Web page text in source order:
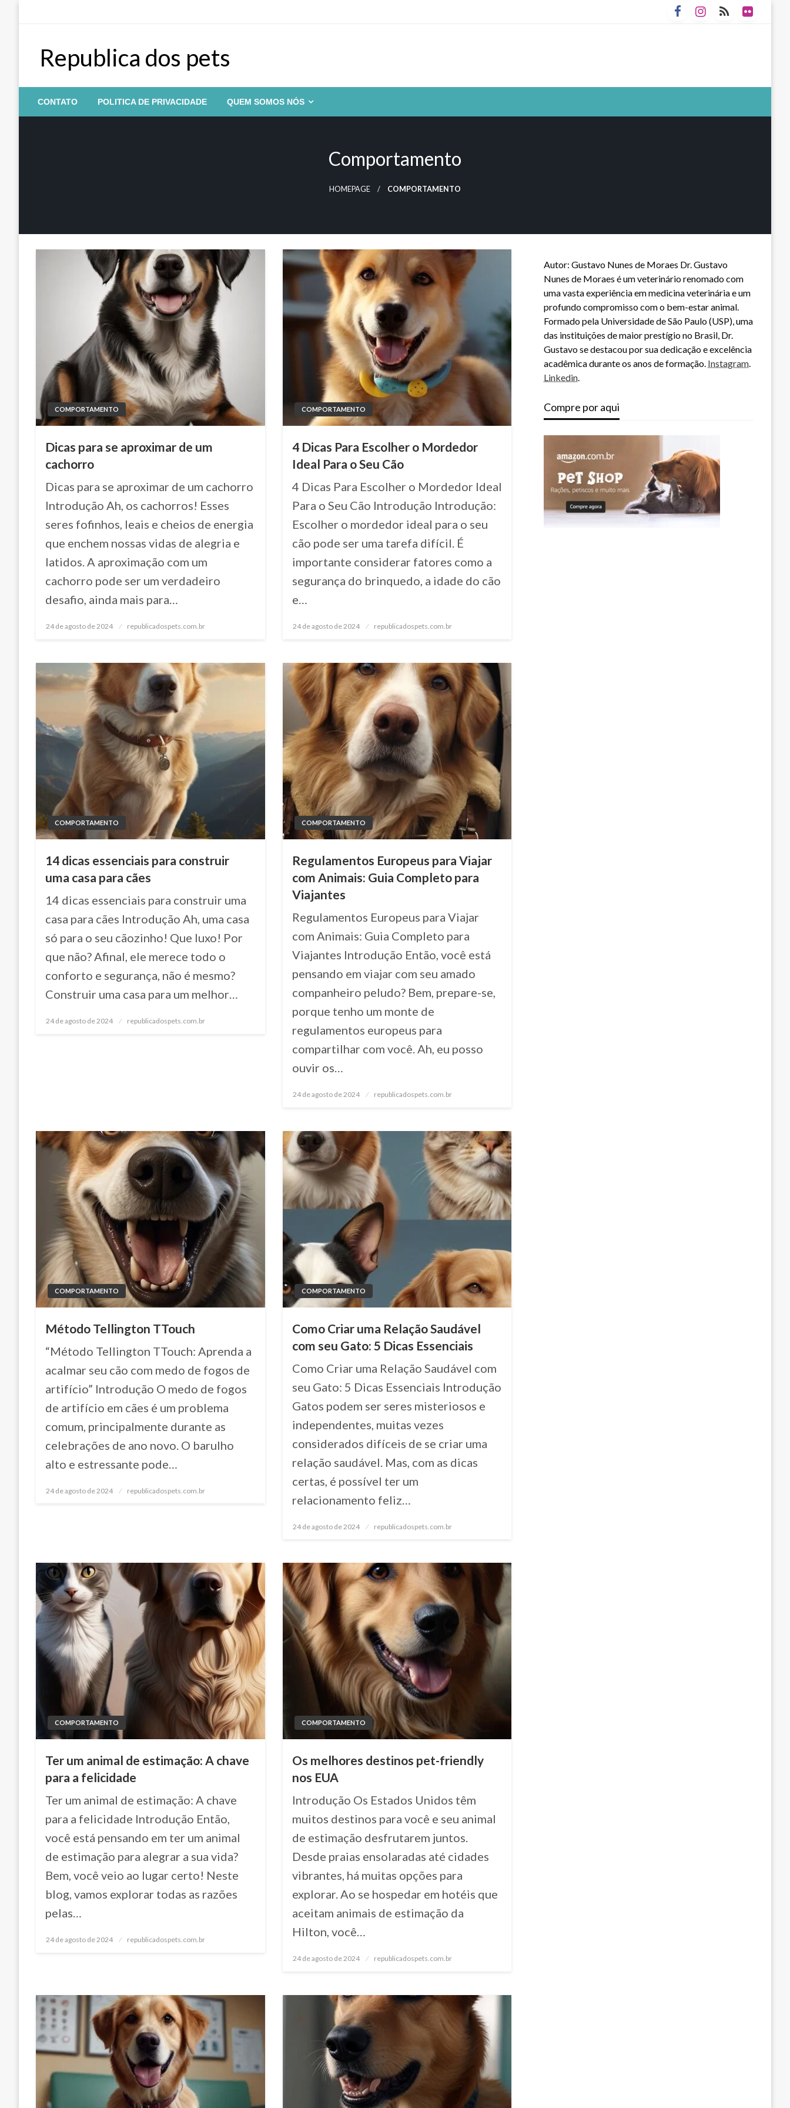
Republica dos pets
CONTATO POLITICA DE PRIVACIDADE QUEM SOMOS NÓS
Comportamento
HOMEPAGE COMPORTAMENTO
COMPORTAMENTO
Dicas para se aproximar de um
cachorro
Dicas para se aproximar de um cachorro
Introdução Ah, os cachorros! Esses
seres fofinhos, leais e cheios de energia
que enchem nossas vidas de alegria e
latidos. A aproximação com um
cachorro pode ser um verdadeiro
desafio, ainda mais para…
Posted
24 de agosto de 2024 republicadospets.com.br
COMPORTAMENTO
4 Dicas Para Escolher o Mordedor
Ideal Para o Seu Cão
4 Dicas Para Escolher o Mordedor Ideal
Para o Seu Cão Introdução Introdução:
Escolher o mordedor ideal para o seu
cão pode ser uma tarefa difícil. É
importante considerar fatores como a
segurança do brinquedo, a idade do cão
e…
Posted
24 de agosto de 2024 republicadospets.com.br
COMPORTAMENTO
14 dicas essenciais para construir
uma casa para cães
14 dicas essenciais para construir uma
casa para cães Introdução Ah, uma casa
só para o seu cãozinho! Que luxo! Por
que não? Afinal, ele merece todo o
conforto e segurança, não é mesmo?
Construir uma casa para um melhor…
Posted
24 de agosto de 2024 republicadospets.com.br
COMPORTAMENTO
Regulamentos Europeus para Viajar
com Animais: Guia Completo para
Viajantes
Regulamentos Europeus para Viajar
com Animais: Guia Completo para
Viajantes Introdução Então, você está
pensando em viajar com seu amado
companheiro peludo? Bem, prepare-se,
porque tenho um monte de
regulamentos europeus para
compartilhar com você. Ah, eu posso
ouvir os…
Posted
24 de agosto de 2024 republicadospets.com.br
COMPORTAMENTO
Método Tellington TTouch
“Método Tellington TTouch: Aprenda a
acalmar seu cão com medo de fogos de
artifício” Introdução O medo de fogos
de artifício em cães é um problema
comum, principalmente durante as
celebrações de ano novo. O barulho
alto e estressante pode…
Posted
24 de agosto de 2024 republicadospets.com.br
COMPORTAMENTO
Como Criar uma Relação Saudável
com seu Gato: 5 Dicas Essenciais
Como Criar uma Relação Saudável com
seu Gato: 5 Dicas Essenciais Introdução
Gatos podem ser seres misteriosos e
independentes, muitas vezes
considerados difíceis de se criar uma
relação saudável. Mas, com as dicas
certas, é possível ter um
relacionamento feliz…
Posted
24 de agosto de 2024 republicadospets.com.br
COMPORTAMENTO
Ter um animal de estimação: A chave
para a felicidade
Ter um animal de estimação: A chave
para a felicidade Introdução Então,
você está pensando em ter um animal
de estimação para alegrar a sua vida?
Bem, você veio ao lugar certo! Neste
blog, vamos explorar todas as razões
pelas…
Posted
24 de agosto de 2024 republicadospets.com.br
COMPORTAMENTO
Os melhores destinos pet-friendly
nos EUA
Introdução Os Estados Unidos têm
muitos destinos para você e seu animal
de estimação desfrutarem juntos.
Desde praias ensolaradas até cidades
vibrantes, há muitas opções para
explorar. Ao se hospedar em hotéis que
aceitam animais de estimação da
Hilton, você…
Posted
24 de agosto de 2024 republicadospets.com.br
Autor: Gustavo Nunes de Moraes Dr. Gustavo
Nunes de Moraes é um veterinário renomado com
uma vasta experiência em medicina veterinária e um
profundo compromisso com o bem-estar animal.
Formado pela Universidade de São Paulo (USP), uma
das instituições de maior prestígio no Brasil, Dr.
Gustavo se destacou por sua dedicação e excelência
acadêmica durante os anos de formação. Instagram.
Linkedin.
Compre por aqui